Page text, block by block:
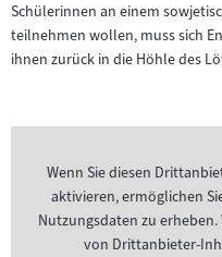
Schülerinnen an einem
teilnehmen wollen, muss sich
ihnen zurück in die Höhle des
Wenn Sie diesen
aktivieren, ermöglichen
Nutzungsdaten zu
von Drittanbieter-